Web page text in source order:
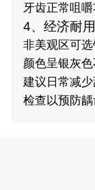
牙齿正常咀嚼
4、经济耐用
非美观区可
颜色呈银灰色
建议日常减
检查以预防龋